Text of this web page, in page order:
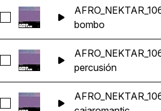
Seleccionar
bombo
Seleccionar
percusión
Seleccionar